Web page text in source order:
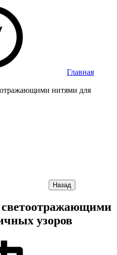
Главная
нитями для
Назад
светоотражающими
узоров